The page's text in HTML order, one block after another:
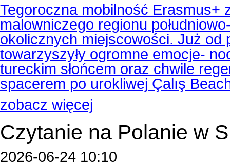
Tegoroczna mobilność Erasmus+
malowniczego regionu
okolicznych miejscowości. Już
towarzyszyły ogromne emocje-
tureckim słońcem oraz chwile
spacerem po urokliwej Çalış
zobacz więcej
Czytanie na Polanie w
2026-06-24 10:10